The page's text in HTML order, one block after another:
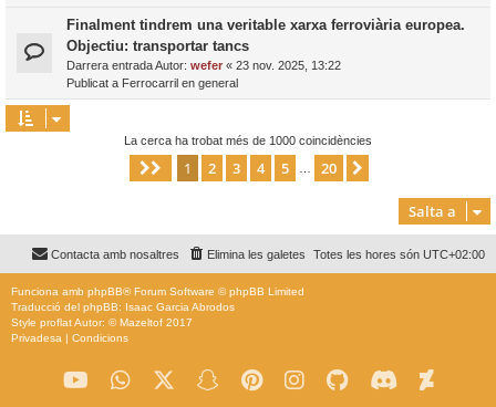
Finalment tindrem una veritable xarxa ferroviària europea.
Objectiu: transportar tancs
Darrera entrada Autor: wefer « 23 nov. 2025, 13:22
Publicat a Ferrocarril en general
La cerca ha trobat més de 1000 coincidències
Pàgina de 20
1 2 3 4 5 20
Salta a
Totes les hores són UTC+02:00
Elimina les galetes
Contacta amb nosaltres
Funciona amb phpBB® Forum Software © phpBB Limited
Traducció del phpBB: Isaac Garcia Abrodos
Style proflatAutor: ©Mazeltof 2017
Privadesa | Condicions